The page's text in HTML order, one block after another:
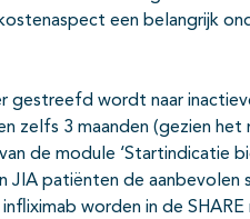
een belangrijk
gestreefd wordt naar
zelfs 3 maanden (gezien
de module ‘Startindicatie
JIA patiënten de aanbevolen
worden in de